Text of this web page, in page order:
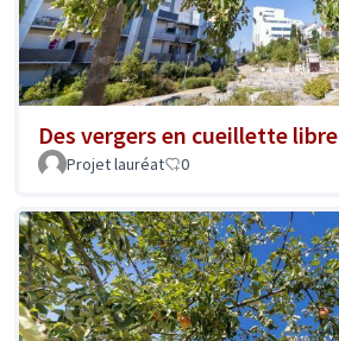
Des vergers en cueillette libre
Projet lauréat 0